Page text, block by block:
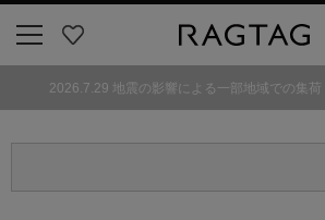
気
2026.7.29 地震の影響による一部地域での集